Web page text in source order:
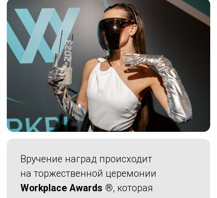
Премия объединяет компании,
создающие стандарты будущего —
пространства, где архитектура,
технологии и человек работают
на одну цель.
Победа в Workplace Awards ®
вдохновляет команду, усиливает
доверие партнёров и клиентов
и подтверждает, что ваш проект задаёт